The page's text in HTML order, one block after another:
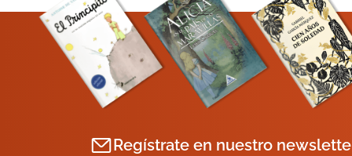
Regístrate en nuestro